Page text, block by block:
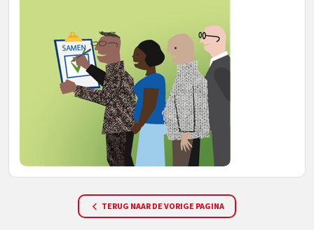
TERUG NAAR DE VORIGE PAGINA